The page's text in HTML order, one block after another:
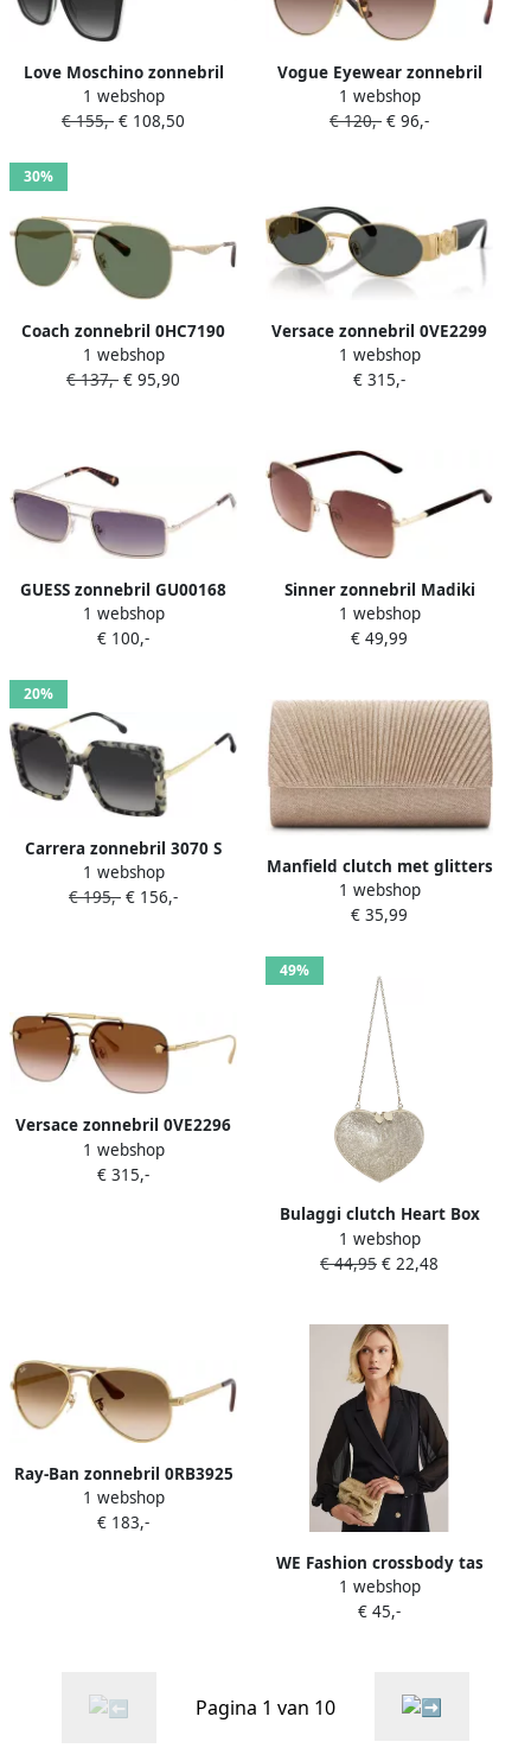
Love Moschino zonnebril
MOL094 S goudkleurig
1 webshop
€ 155,- € 108,50
Vogue Eyewear zonnebril
0VO4303S goudkleurig
1 webshop
€ 120,- € 96,-
30%
Coach zonnebril 0HC7190
goudkleurig
1 webshop
€ 137,- € 95,90
Versace zonnebril 0VE2299
goudkleurig
1 webshop
€ 315,-
GUESS zonnebril GU00168
goudkleurig
1 webshop
€ 100,-
Sinner zonnebril Madiki
goudkleurig
1 webshop
€ 49,99
20%
Carrera zonnebril 3070 S
goudkleurig
1 webshop
€ 195,- € 156,-
Manfield clutch met glitters
goudkleurig
1 webshop
€ 35,99
Versace zonnebril 0VE2296
goudkleurig
1 webshop
€ 315,-
49%
Bulaggi clutch Heart Box
goudkleurig
1 webshop
€ 44,95 € 22,48
Ray-Ban zonnebril 0RB3925
goudkleurig
1 webshop
€ 183,-
WE Fashion crossbody tas
goudkleurig
1 webshop
€ 45,-
Pagina 1 van 10